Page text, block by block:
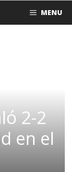
MENU
2-2
en el